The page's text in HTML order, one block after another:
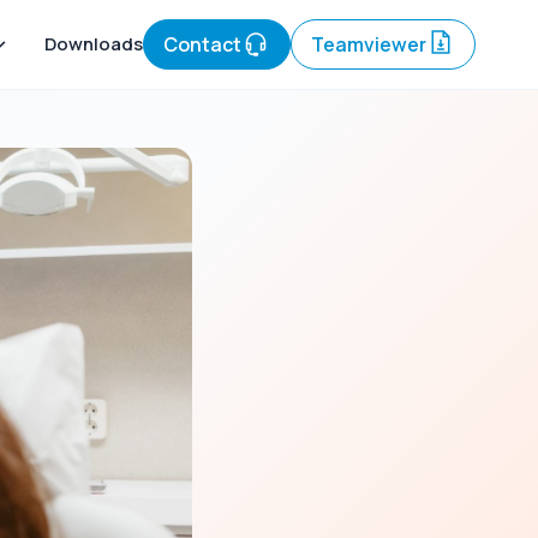
Downloads Contact Teamviewer